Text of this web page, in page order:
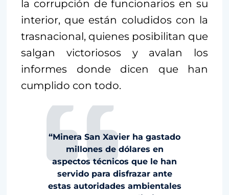
la corrupción de funcionarios en su
interior, que están coludidos con la
trasnacional, quienes posibilitan que
salgan victoriosos y avalan los
informes donde dicen que han
cumplido con todo.
“Minera San Xavier ha gastado
millones de dólares en
aspectos técnicos que le han
servido para disfrazar ante
estas autoridades ambientales